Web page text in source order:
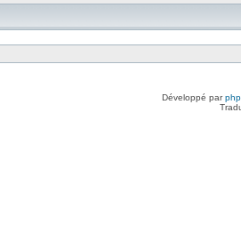
Développé par